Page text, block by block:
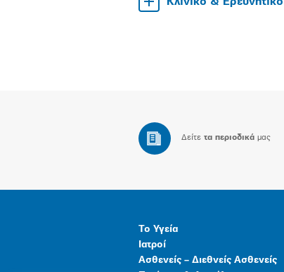
Δείτε τα περιοδικά μας
Το Υγεία
Ιατροί
Ασθενείς – Διεθνείς Ασθενείς